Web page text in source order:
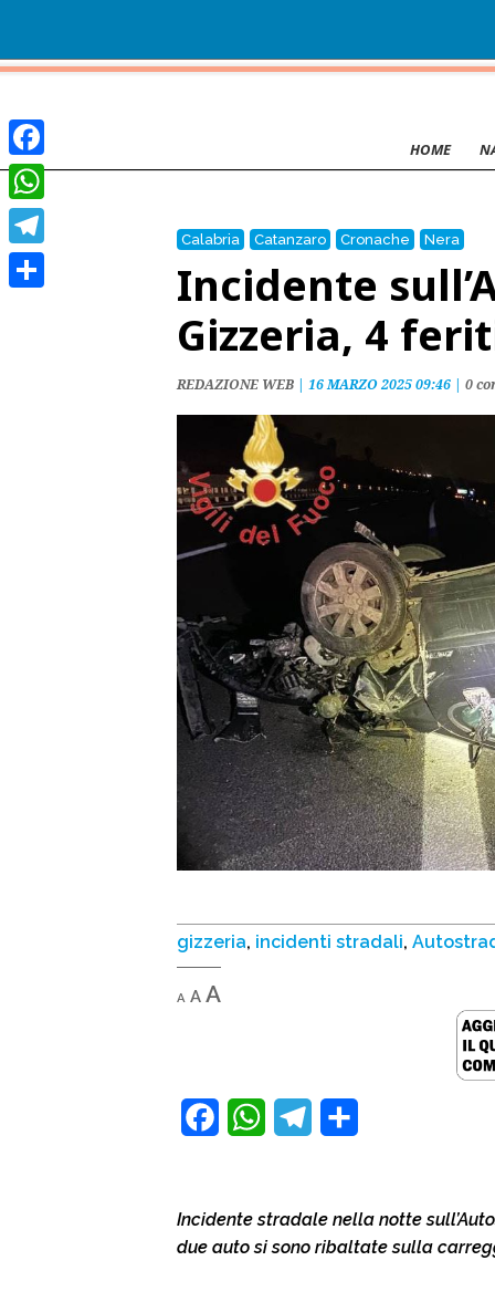
HOME
Calabria Catanzaro Cronache Nera
Incidente
Gizzeria, 4
REDAZIONE WEB | 16 MARZO 2025 09:46 | 0
gizzeria, incidenti stradali,
A
Decrease
font
A Reset
font
AIncrease
e
W
t
e
d
Incidente stradale nella notte
due auto si sono ribaltate sulla
Facebook
WhatsApp
Telegram